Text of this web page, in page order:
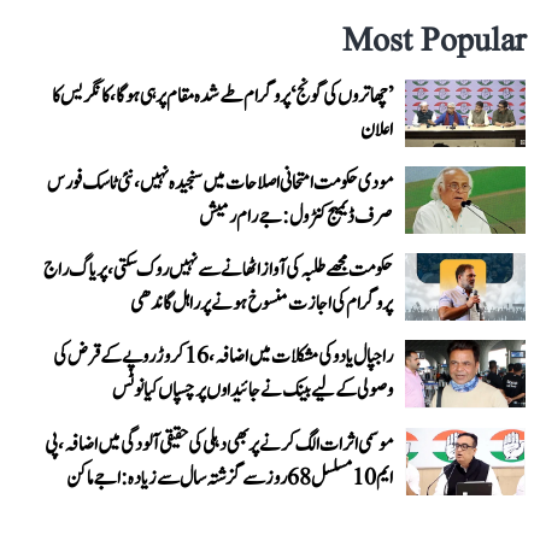
Most Popular
’چھاتروں کی گونج‘ پروگرام طے شدہ مقام پر ہی ہوگا، کانگریس کا
اعلان
مودی حکومت امتحانی اصلاحات میں سنجیدہ نہیں، نئی ٹاسک فورس
صرف ڈیمیج کنٹرول: جے رام رمیش
حکومت مجھے طلبہ کی آواز اٹھانے سے نہیں روک سکتی، پریاگ راج
پروگرام کی اجازت منسوخ ہونے پر راہل گاندھی
راجپال یادو کی مشکلات میں اضافہ، 16 کروڑ روپے کے قرض کی
وصولی کے لیے بینک نے جائیداوں پر چسپاں کیا نوٹس
موسمی اثرات الگ کرنے پر بھی دہلی کی حقیقی آلودگی میں اضافہ، پی
ایم 10 مسلسل 68 روز سے گزشتہ سال سے زیادہ: اجے ماکن